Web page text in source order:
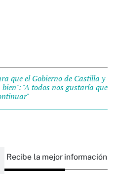
que el Gobierno de Castilla y
"A todos nos gustaría que
Recibe la mejor información